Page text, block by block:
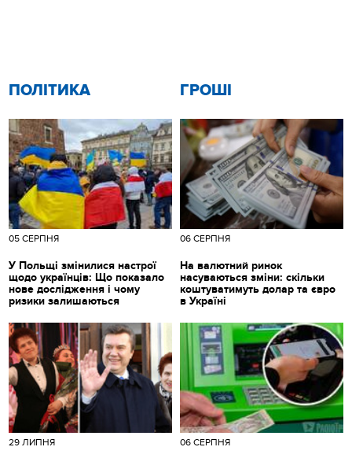
ПОЛІТИКА
05 СЕРПНЯ
У Польщі змінилися настрої
щодо українців: Що показало
нове дослідження і чому
ризики залишаються
ГРОШІ
06 СЕРПНЯ
На валютний ринок
насуваються зміни: скільки
коштуватимуть долар та євро
в Україні
29 ЛИПНЯ 06 СЕРПНЯ